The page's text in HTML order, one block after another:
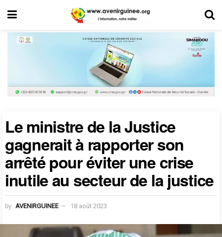
Le ministre de la Justice
gagnerait à rapporter son
arrêté pour éviter une crise
inutile au secteur de la justice
by AVENIRGUINEE 18 août 2023